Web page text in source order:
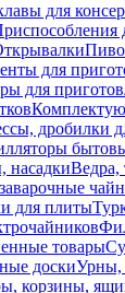
для
для
для
дробилки
насадкиВедра,
для плиты
товары
доскиУрны,
корзины,